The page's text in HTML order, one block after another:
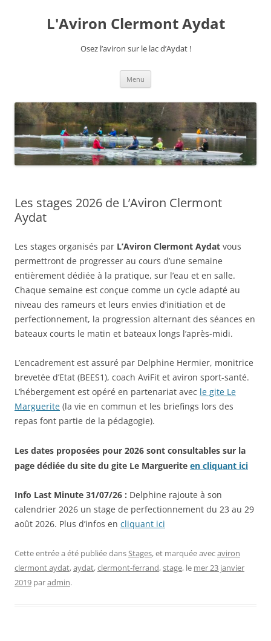
L'Aviron Clermont Aydat
Osez l’aviron sur le lac d’Aydat !
Menu
Les stages 2026 de L’Aviron Clermont
Aydat
Les stages organisés par L’Aviron Clermont Aydat vous
permettront de progresser au cours d’une semaine
entièrement dédiée à la pratique, sur l’eau et en salle.
Chaque semaine est conçue comme un cycle adapté au
niveau des rameurs et leurs envies d’initiation et de
perfectionnement, la progression alternant des séances en
bateaux courts le matin et bateaux longs l’après-midi.
L’encadrement est assuré par Delphine Hermier, monitrice
brevetée d’Etat (BEES1), coach AviFit et aviron sport-santé.
L’hébergement est opéré en partenariat avec le gite Le
Marguerite (la vie en commun et les briefings lors des
repas font partie de la pédagogie).
Les dates proposées pour 2026 sont consultables sur la
page dédiée du site du gite Le Marguerite en cliquant ici
Info Last Minute 31/07/26 : Delphine rajoute à son
calendrier 2026 un stage de perfectionnement du 23 au 29
août 2026. Plus d’infos en cliquant ici
Cette entrée a été publiée dansStages, et marquée avecaviron
clermont aydat,aydat,clermont-ferrand,stage, le mer 23 janvier
2019 paradmin.